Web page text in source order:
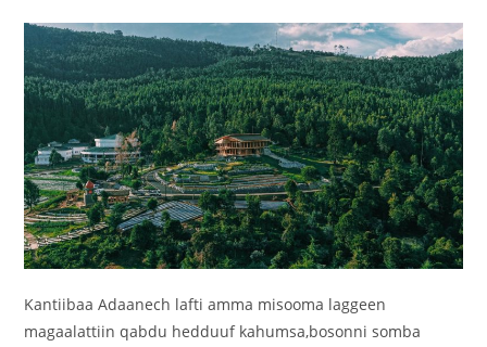
Kantiibaa Adaanech lafti amma misooma laggeen
magaalattiin qabdu hedduuf kahumsa,bosonni somba